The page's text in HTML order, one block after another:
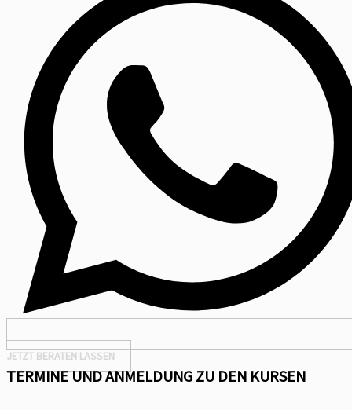
JETZT BERATEN LASSEN
TERMINE UND ANMELDUNG ZU DEN KURSEN